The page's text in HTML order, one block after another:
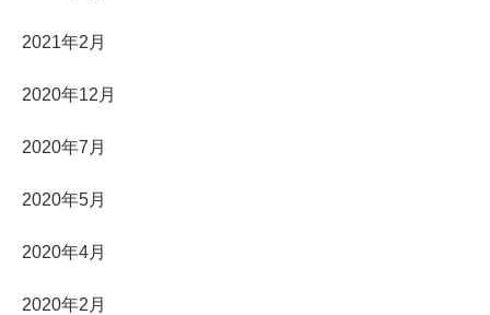
2021年2月
2020年12月
2020年7月
2020年5月
2020年4月
2020年2月